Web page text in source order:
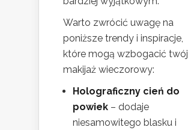
Warto zwrócić uwagę na
poniższe trendy i inspiracje,
które mogą wzbogacić twój
makijaż wieczorowy:
Holograficzny cień do
powiek – dodaje
niesamowitego blasku i